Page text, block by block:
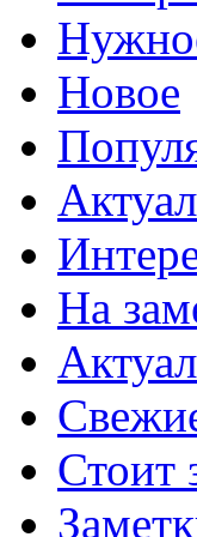
Новое
На
Стоит